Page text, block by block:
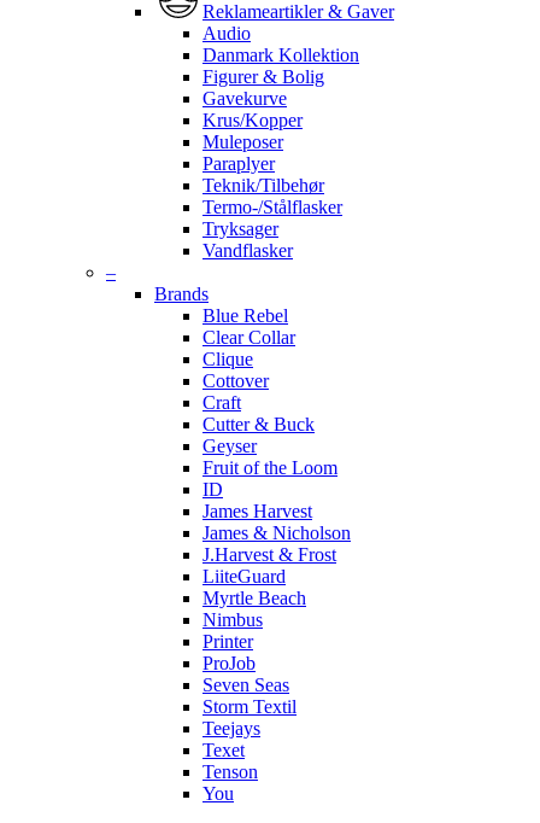
Reklameartikler & Gaver
Audio
Danmark Kollektion
Figurer & Bolig
Gavekurve
Krus/Kopper
Muleposer
Paraplyer
Teknik/Tilbehør
Termo-/Stålflasker
Tryksager
Vandflasker
–
Brands
Blue Rebel
Clear Collar
Clique
Cottover
Craft
Cutter & Buck
Geyser
Fruit of the Loom
ID
James Harvest
James & Nicholson
J.Harvest & Frost
LiiteGuard
Myrtle Beach
Nimbus
Printer
ProJob
Seven Seas
Storm Textil
Teejays
Texet
Tenson
You